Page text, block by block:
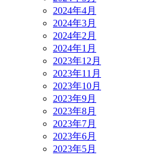
2024年4月
2024年3月
2024年2月
2024年1月
2023年12月
2023年11月
2023年10月
2023年9月
2023年8月
2023年7月
2023年6月
2023年5月